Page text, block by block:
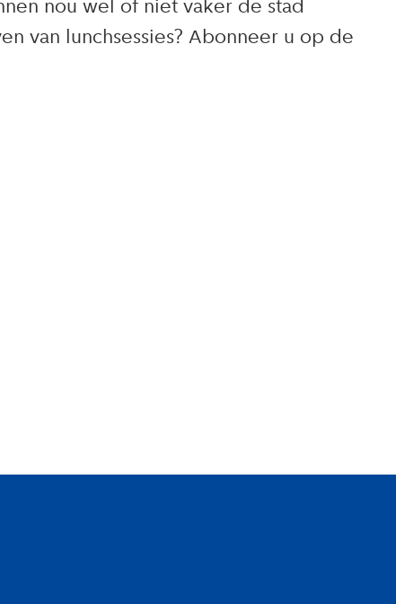
nou wel of niet vaker de stad
van lunchsessies? Abonneer u op de